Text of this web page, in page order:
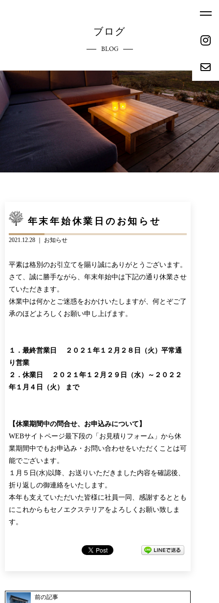
ホーム
HOME
エクステリアへのこだわり
COMMITMENT
参考価格
REFERENCE PRICE
施工実績
お問い合わせ
CONTACT
ブログ
BLOG
ONLINE SHOP
ブログ
BLOG
年末年始休業日のお知らせ
2021.12.28 ｜ お知らせ
平素は格別のお引立てを賜り誠にありがとうございます。
さて、誠に勝手ながら、年末年始中は下記の通り休業させ
ていただきます。
休業中は何かとご迷惑をおかけいたしますが、何とぞご了
承のほどよろしくお願い申し上げます。
１．最終営業日
２０２１年１２月２８日（火）平常通
り営業
２．休業日 ２０２１年１２月２９日（水）～２０２２
年１月４日（火） まで
【休業期間中の問合せ、お申込みについて】
WEBサイトページ最下段の「お見積りフォーム」から休
業期間中でもお申込み・お問い合わせをいただくことは可
能でございます。
１月５日(水)以降、お送りいただきました内容を確認後、
折り返しの御連絡をいたします。
本年も支えていただいた皆様に社員一同、感謝するととも
にこれからもセノエクステリアをよろしくお願い致しま
す。
前の記事